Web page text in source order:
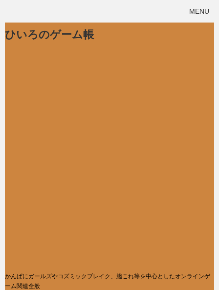
MENU
ひいろのゲーム帳
かんぱにガールズやコズミックブレイク、艦これ等を中心としたオンラインゲ
ーム関連全般